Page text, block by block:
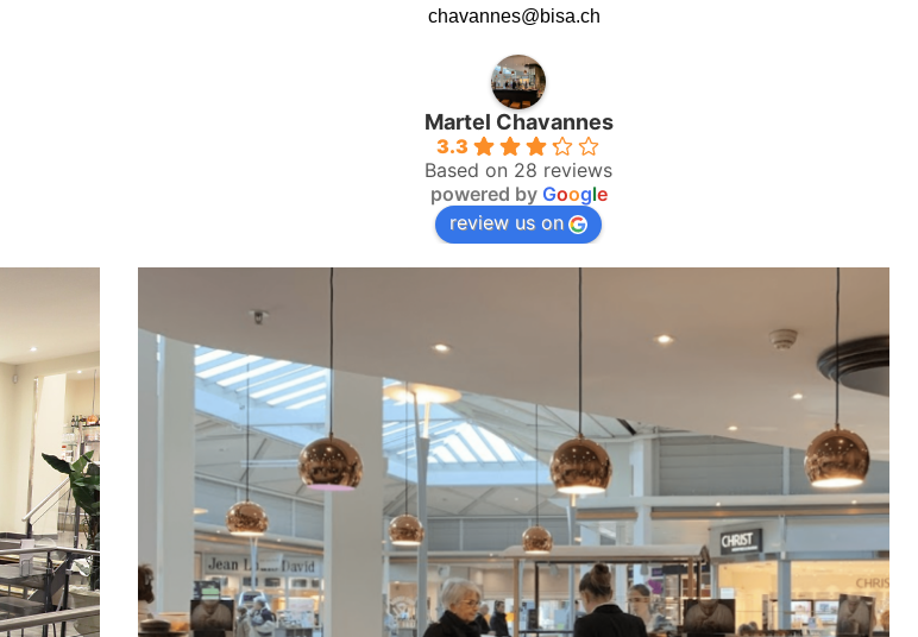
chavannes@bisa.ch
Martel Chavannes
3.3
Based on 28 reviews
powered by Google
review us on